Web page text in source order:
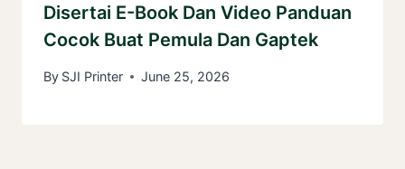
Disertai E-Book Dan Video Panduan
Cocok Buat Pemula Dan Gaptek
By SJI Printer June 25, 2026